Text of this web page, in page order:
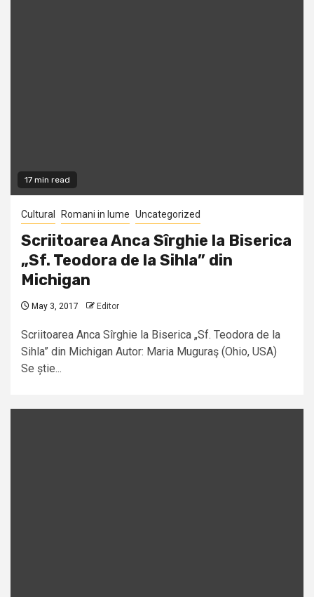
17 min read
Cultural Romani in lume Uncategorized
Scriitoarea Anca Sîrghie la Biserica
„Sf. Teodora de la Sihla” din
Michigan
May 3, 2017 Editor
Scriitoarea Anca Sîrghie la Biserica „Sf. Teodora de la
Sihla” din Michigan Autor: Maria Muguraş (Ohio, USA)
Se știe...